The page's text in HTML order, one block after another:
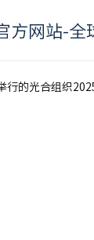
方网站-全
行的光合组织